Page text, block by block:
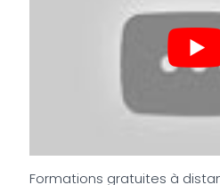
Formations gratuites à